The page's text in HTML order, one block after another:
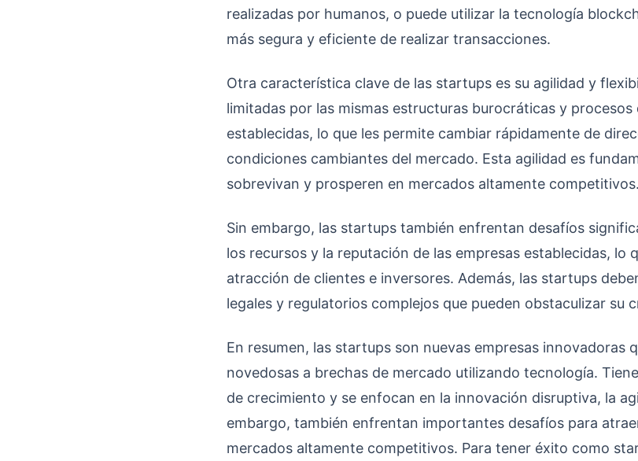
realizadas por humanos, o puede utilizar la tecnología
más segura y eficiente de realizar transacciones.
Otra característica clave de las startups es su agilidad y
limitadas por las mismas estructuras burocráticas y procesos
establecidas, lo que les permite cambiar rápidamente de
condiciones cambiantes del mercado. Esta agilidad es
sobrevivan y prosperen en mercados altamente competitivos.
Sin embargo, las startups también enfrentan desafíos
los recursos y la reputación de las empresas establecidas, lo
atracción de clientes e inversores. Además, las startups
legales y regulatorios complejos que pueden obstaculizar su
En resumen, las startups son nuevas empresas innovadoras
novedosas a brechas de mercado utilizando tecnología.
de crecimiento y se enfocan en la innovación disruptiva, la
embargo, también enfrentan importantes desafíos para
mercados altamente competitivos. Para tener éxito como